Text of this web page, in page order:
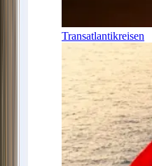
Transatlantikreisen